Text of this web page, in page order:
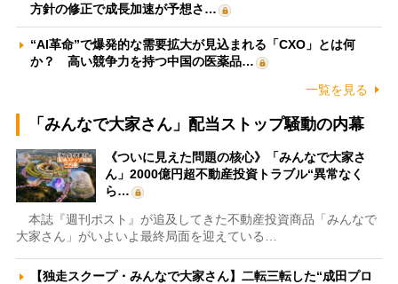
方針の修正で成長加速が予想さ…
“AI革命”で爆発的な需要拡大が見込まれる「CXO」とは何
か？ 高い競争力を持つ中国の医薬品…
一覧を見る
「みんなで大家さん」配当ストップ騒動の内幕
《ついに見えた問題の核心》「みんなで大家さ
ん」2000億円超不動産投資トラブル“異常なく
ら…
本誌『週刊ポスト』が追及してきた不動産投資商品「みんなで
大家さん」がいよいよ最終局面を迎えている…
【独走スクープ・みんなで大家さん】二転三転した“成田プロ